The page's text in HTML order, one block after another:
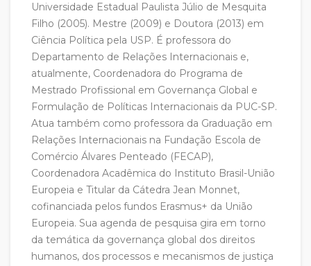
Universidade Estadual Paulista Júlio de Mesquita
Filho (2005). Mestre (2009) e Doutora (2013) em
Ciência Política pela USP. É professora do
Departamento de Relações Internacionais e,
atualmente, Coordenadora do Programa de
Mestrado Profissional em Governança Global e
Formulação de Políticas Internacionais da PUC-SP.
Atua também como professora da Graduação em
Relações Internacionais na Fundação Escola de
Comércio Álvares Penteado (FECAP),
Coordenadora Acadêmica do Instituto Brasil-União
Europeia e Titular da Cátedra Jean Monnet,
cofinanciada pelos fundos Erasmus+ da União
Europeia. Sua agenda de pesquisa gira em torno
da temática da governança global dos direitos
humanos, dos processos e mecanismos de justiça